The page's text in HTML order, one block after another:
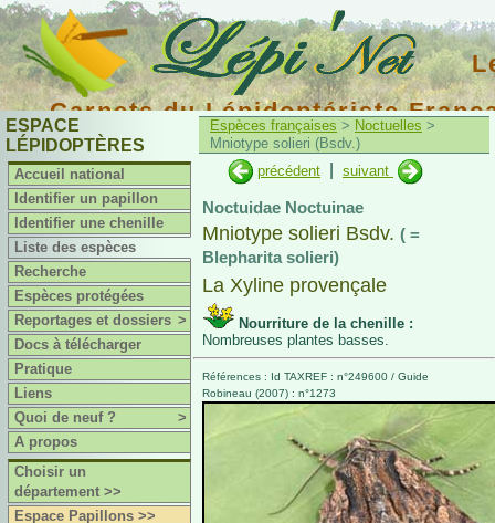
Carnets du Lépidoptériste
ESPACE
LÉPIDOPTÈRES
Accueil national
Identifier un papillon
Identifier une chenille
Liste des espèces
Recherche
Espèces protégées
Reportages et dossiers >
Docs à télécharger
Pratique
Liens
Quoi de neuf ?
>
A propos
Choisir un
département >>
Espace Papillons >>
Espèces françaises > Noctuelles >
Mniotype solieri (Bsdv.)
précédent
suivant
Noctuidae Noctuinae
Mniotype solieri Bsdv. ( =
Blepharita solieri)
La Xyline provençale
Nourriture de la chenille :
Nombreuses plantes basses.
Références : Id TAXREF : n°249600 / Guide
Robineau (2007) : n°1273